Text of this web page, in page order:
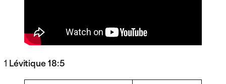
1 Lévitique 18:5